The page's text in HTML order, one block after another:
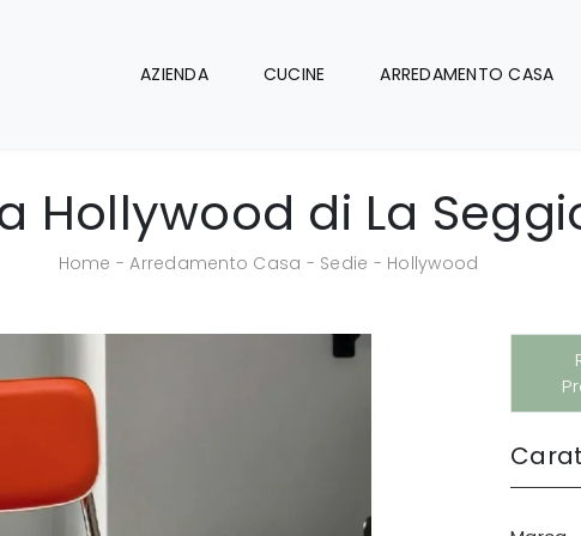
AZIENDA CUCINE ARREDAMENTO CASA
Hollywood di La
Home -Arredamento Casa - Sedie - Hollywood